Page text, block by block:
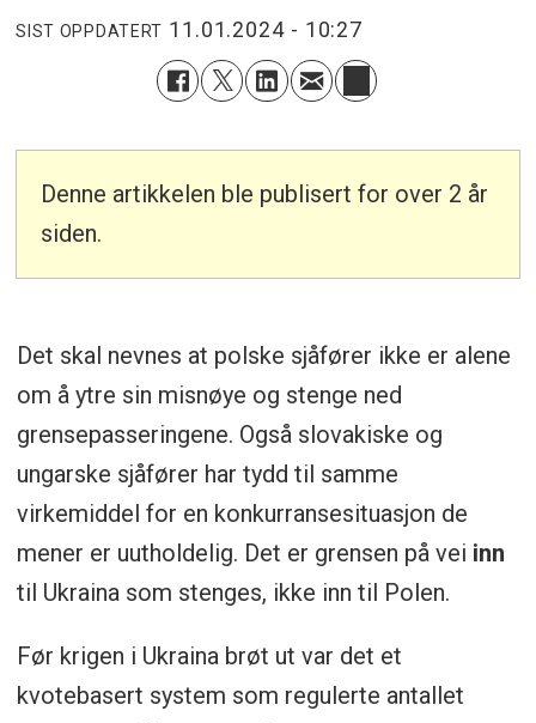
SIST OPPDATERT 11.01.2024 - 10:27
Denne artikkelen ble publisert for over 2 år
siden.
Det skal nevnes at polske sjåfører ikke er alene
om å ytre sin misnøye og stenge ned
grensepasseringene. Også slovakiske og
ungarske sjåfører har tydd til samme
virkemiddel for en konkurransesituasjon de
mener er uutholdelig. Det er grensen på vei inn
til Ukraina som stenges, ikke inn til Polen.
Før krigen i Ukraina brøt ut var det et
kvotebasert system som regulerte antallet